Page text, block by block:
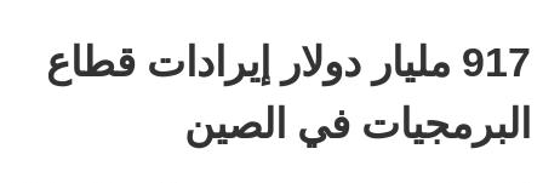
917 مليار دولار إيرادات قطاع
البرمجيات في الصين